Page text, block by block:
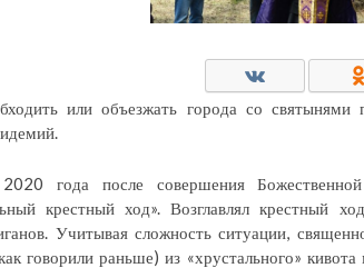
или объезжать города со
года после совершения
крестный ход». Возглавлял крестный
Учитывая сложность ситуации,
говорили раньше) из «хрустального»